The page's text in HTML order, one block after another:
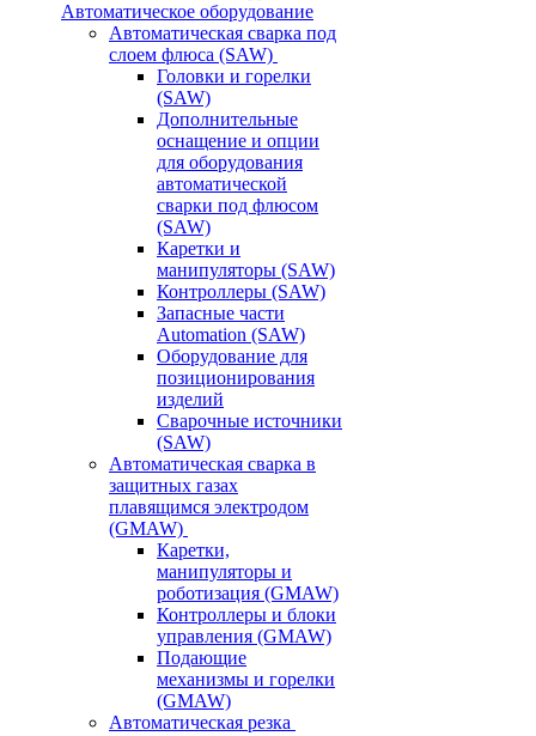
Автоматическое оборудование
Автоматическая сварка под
слоем флюса (SAW)
Головки и горелки
(SAW)
Дополнительные
оснащение и опции
для оборудования
автоматической
сварки под флюсом
(SAW)
Каретки и
манипуляторы (SAW)
Контроллеры (SAW)
Запасные части
Automation (SAW)
Оборудование для
позиционирования
изделий
Сварочные источники
(SAW)
Автоматическая сварка в
защитных газах
плавящимся электродом
(GMAW)
Каретки,
манипуляторы и
роботизация (GMAW)
Контроллеры и блоки
управления (GMAW)
Подающие
механизмы и горелки
(GMAW)
Автоматическая резка